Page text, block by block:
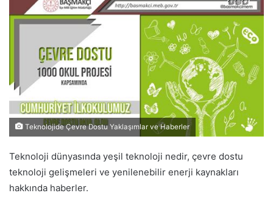
Teknolojide Çevre Dostu Yaklaşımlar ve Haberler
Teknoloji dünyasında yeşil teknoloji nedir, çevre dostu
teknoloji gelişmeleri ve yenilenebilir enerji kaynakları
hakkında haberler.